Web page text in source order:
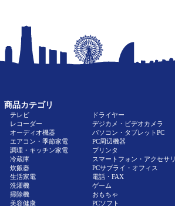
商品カテゴリ
テレビ
レコーダー
オーディオ機器
エアコン・季節家電
調理・キッチン家電
冷蔵庫
炊飯器
生活家電
洗濯機
掃除機
美容健康
ドライヤー
デジカメ・ビデオカメラ
パソコン・タブレットPC
PC周辺機器
プリンタ
スマートフォン・アクセサリ
PCサプライ・オフィス
電話・FAX
ゲーム
おもちゃ
PCソフト